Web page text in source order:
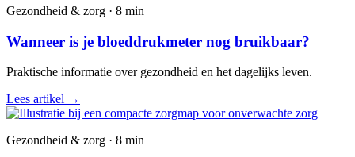
Gezondheid & zorg · 8 min
Wanneer is je bloeddrukmeter nog bruikbaar?
Praktische informatie over gezondheid en het dagelijks leven.
Lees artikel →
Gezondheid & zorg · 8 min